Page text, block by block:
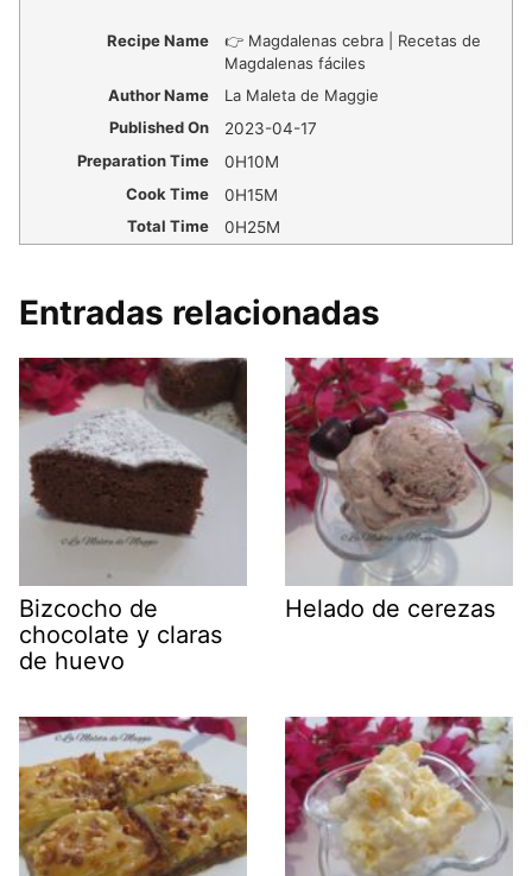
Recipe Name
👉 Magdalenas cebra | Recetas de
Magdalenas fáciles
Author Name
La Maleta de Maggie
Published On
2023-04-17
Preparation Time
0H10M
Cook Time
0H15M
Total Time
0H25M
Entradas relacionadas
Bizcocho de
chocolate y claras
de huevo
Helado de cerezas